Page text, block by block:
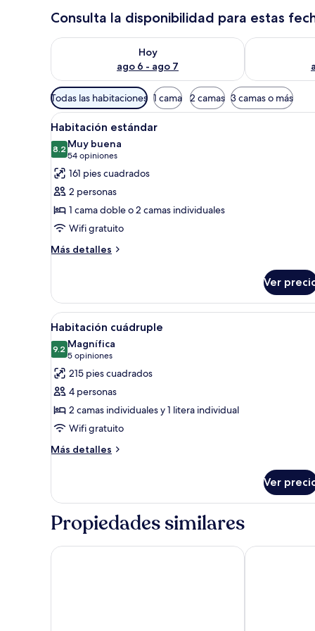
Consulta la disponibilidad para estas
Hoy
ago 6 - ago 7
Consulta la disponibilidad para hoy ago 6 - ago 7
Consulta la
Filtros
disponibles
para
las
habitaciones
Todas las habitaciones 1 cama 2 camas 3 camas o más
Abrir
todas
las
fotos
de
Habitación
estándar
Una habitación de hotel con
11
Habitación estándar
8.28.2 de 10
Muy buena
54 opiniones
(54
opiniones)
161 pies cuadrados
2 personas
1 cama doble o 2 camas individuales
Wifi gratuito
Más detalles
Más
estándar
Ver
Abrir
todas
las
fotos
de
Habitación
cuádruple
Habitación de hotel con
9
Habitación cuádruple
9.29.2 de 10
Magnífica
5 opiniones
(5
opiniones)
215 pies cuadrados
4 personas
2 camas individuales y 1 litera individual
Wifi gratuito
Más detalles
Más
cuádruple
Ver
Propiedades similares
Park Centraal Amsterdam, part of Sircle Collection
Leonardo